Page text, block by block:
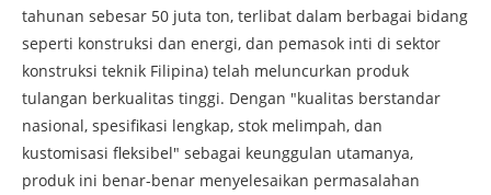
tahunan sebesar 50 juta ton, terlibat dalam berbagai bidang
seperti konstruksi dan energi, dan pemasok inti di sektor
konstruksi teknik Filipina) telah meluncurkan produk
tulangan berkualitas tinggi. Dengan "kualitas berstandar
nasional, spesifikasi lengkap, stok melimpah, dan
kustomisasi fleksibel" sebagai keunggulan utamanya,
produk ini benar-benar menyelesaikan permasalahan